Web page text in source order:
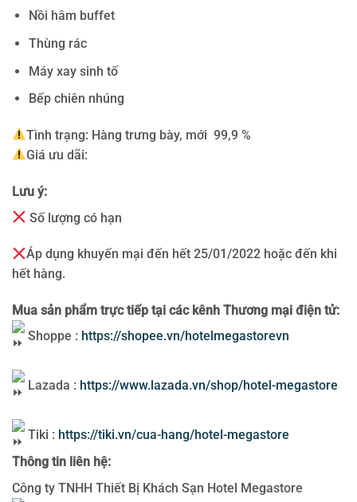
Nồi hâm buffet
Thùng rác
Máy xay sinh tố
Bếp chiên nhúng
Tình trạng: Hàng trưng bày, mới 99,9 %
Giá ưu dãi:
Lưu ý:
Số lượng có hạn
Áp dụng khuyến mại đến hết 25/01/2022 hoặc đến khi
hết hàng.
Mua sản phẩm trực tiếp tại các kênh Thương mại điện tử:
Shoppe : https://shopee.vn/hotelmegastorevn
Lazada : https://www.lazada.vn/shop/hotel-megastore
Tiki : https://tiki.vn/cua-hang/hotel-megastore
Thông tin liên hệ:
Công ty TNHH Thiết Bị Khách Sạn Hotel Megastore